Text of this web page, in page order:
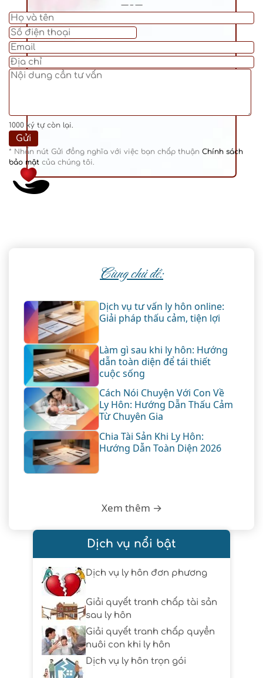
— – —
1000 ký tự còn lại.
* Nhấn nút Gửi đồng nghĩa với việc bạn chấp thuận Chính sách
bảo mật của chúng tôi.
Cùng chủ đề:
Dịch vụ tư vấn ly hôn online:
Giải pháp thấu cảm, tiện lợi
Làm gì sau khi ly hôn: Hướng
dẫn toàn diện để tái thiết
cuộc sống
Cách Nói Chuyện Với Con Về
Ly Hôn: Hướng Dẫn Thấu Cảm
Từ Chuyên Gia
Chia Tài Sản Khi Ly Hôn:
Hướng Dẫn Toàn Diện 2026
Xem thêm →
Dịch vụ nổi bật
Dịch vụ ly hôn đơn phương
Giải quyết tranh chấp tài sản
sau ly hôn
Giải quyết tranh chấp quyền
nuôi con khi ly hôn
Dịch vụ ly hôn trọn gói